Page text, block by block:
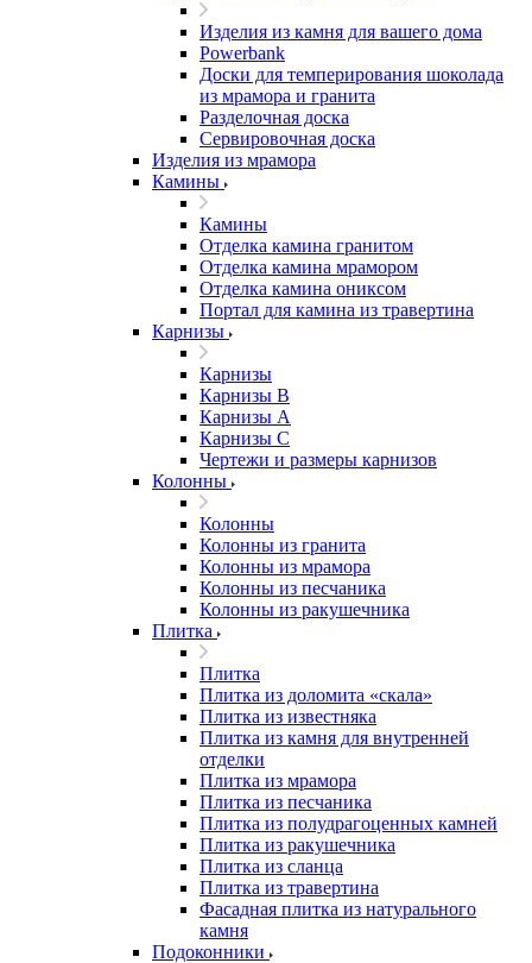
Изделия из камня для вашего дома
Powerbank
Доски для темперирования шоколада
из мрамора и гранита
Разделочная доска
Сервировочная доска
Изделия из мрамора
Камины
Камины
Отделка камина гранитом
Отделка камина мрамором
Отделка камина ониксом
Портал для камина из травертина
Карнизы
Карнизы
Карнизы B
Карнизы А
Карнизы С
Чертежи и размеры карнизов
Колонны
Колонны
Колонны из гранита
Колонны из мрамора
Колонны из песчаника
Колонны из ракушечника
Плитка
Плитка
Плитка из доломита «скала»
Плитка из известняка
Плитка из камня для внутренней
отделки
Плитка из мрамора
Плитка из песчаника
Плитка из полудрагоценных камней
Плитка из ракушечника
Плитка из сланца
Плитка из травертина
Фасадная плитка из натурального
камня
Подоконники